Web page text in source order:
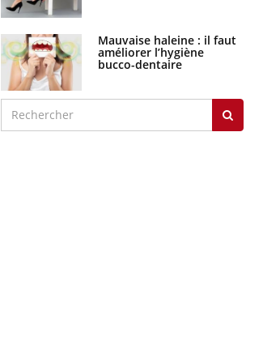
Mauvaise haleine : il faut
améliorer l’hygiène
bucco-dentaire